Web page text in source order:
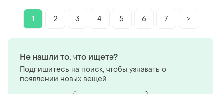
1 2 3 4 5 6 7 >
Не нашли то, что ищете?
Подпишитесь на поиск, чтобы узнавать о
появлении новых вещей